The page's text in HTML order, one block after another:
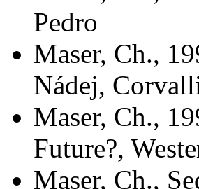
Pedro
Maser, Ch.,
Nádej,
Maser, Ch.,
Future?,
Maser, Ch.,